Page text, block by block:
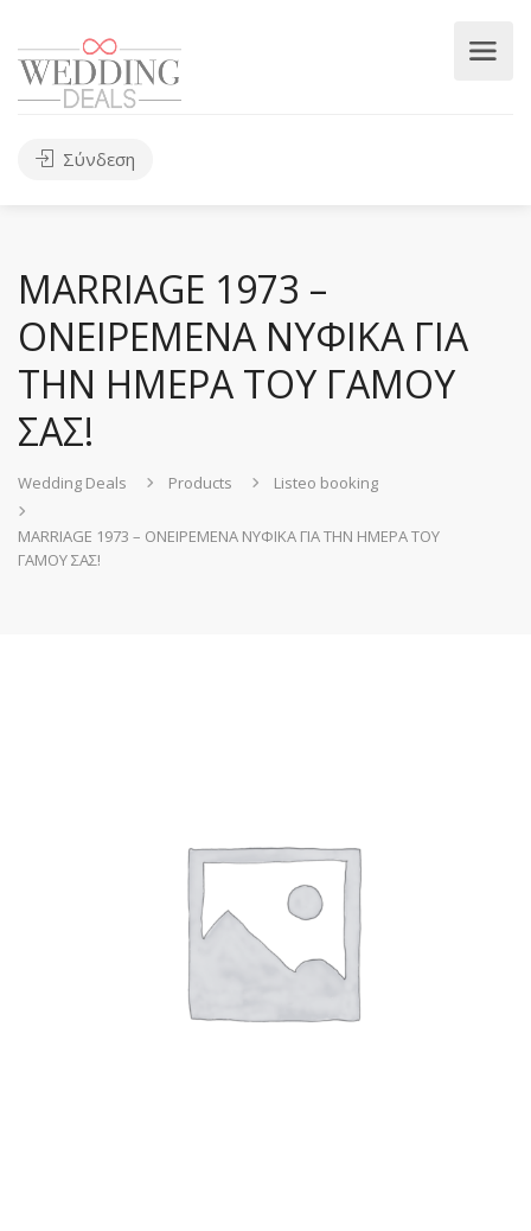
Σύνδεση
MARRIAGE 1973 –
ΟΝΕΙΡΕΜΕΝΑ ΝΥΦΙΚΑ ΓΙΑ
ΤΗΝ ΗΜΕΡΑ ΤΟΥ ΓΑΜΟΥ
ΣΑΣ!
Wedding Deals Products Listeo booking
MARRIAGE 1973 – ΟΝΕΙΡΕΜΕΝΑ ΝΥΦΙΚΑ ΓΙΑ ΤΗΝ ΗΜΕΡΑ ΤΟΥ
ΓΑΜΟΥ ΣΑΣ!